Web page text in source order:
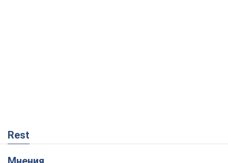
Rest